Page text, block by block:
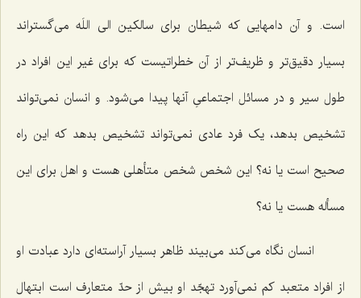
است. و آن دامهایی که شیطان برای سالکین الی اللَه می‌گستراند
بسیار دقیق‌تر و ظریف‌تر از آن خطراتیست که برای غیر این افراد در
طول سیر و در مسائل اجتماعیِ آنها پیدا می‌شود. و انسان نمی‌تواند
تشخیص بدهد، یک فرد عادی نمی‌تواند تشخیص بدهد که این راه
صحیح است یا نه؟ این شخص شخص متأهلی هست و اهل برای این
مسأله هست یا نه؟
انسان نگاه می‌کند می‌بیند ظاهر بسیار آراسته‌ای دارد عبادت او
از افراد متعبد کم نمی‌آورد تهجّد او بیش از حدّ متعارف است ابتهال